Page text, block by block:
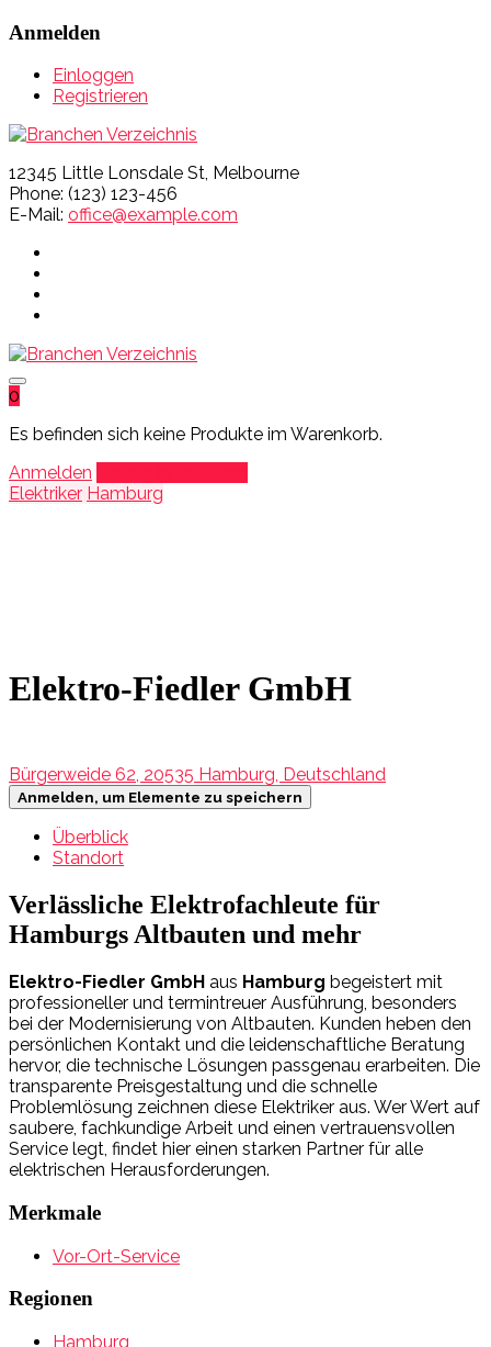
Anmelden
Einloggen
Registrieren
12345 Little Lonsdale St, Melbourne
Phone: (123) 123-456
E-Mail: office@example.com
0
Es befinden sich keine Produkte im Warenkorb.
Anmelden
Elektriker Hamburg
Elektro-Fiedler GmbH
Bürgerweide 62, 20535 Hamburg, Deutschland
Anmelden, um Elemente zu speichern
Überblick
Standort
Verlässliche Elektrofachleute für
Hamburgs Altbauten und mehr
Elektro-Fiedler GmbH aus Hamburg begeistert mit
professioneller und termintreuer Ausführung, besonders
bei der Modernisierung von Altbauten. Kunden heben den
persönlichen Kontakt und die leidenschaftliche Beratung
hervor, die technische Lösungen passgenau erarbeiten. Die
transparente Preisgestaltung und die schnelle
Problemlösung zeichnen diese Elektriker aus. Wer Wert auf
saubere, fachkundige Arbeit und einen vertrauensvollen
Service legt, findet hier einen starken Partner für alle
elektrischen Herausforderungen.
Merkmale
Vor-Ort-Service
Regionen
Hamburg